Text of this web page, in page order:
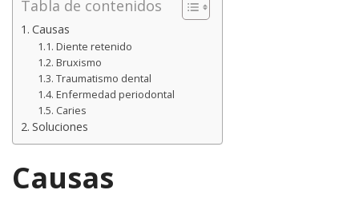
Tabla de contenidos
Causas
Diente retenido
Bruxismo
Traumatismo dental
Enfermedad periodontal
Caries
Soluciones
Causas